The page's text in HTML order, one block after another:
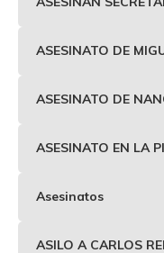
ASESINATO DE
ASESINATO DE
ASESINATO EN LA
Asesinatos
ASILO A CARLOS